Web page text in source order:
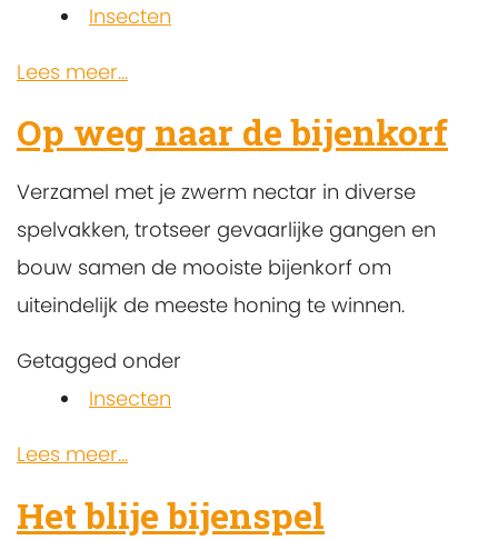
Insecten
Lees meer...
Op weg naar de bijenkorf
Verzamel met je zwerm nectar in diverse
spelvakken, trotseer gevaarlijke gangen en
bouw samen de mooiste bijenkorf om
uiteindelijk de meeste honing te winnen.
Getagged onder
Insecten
Lees meer...
Het blije bijenspel